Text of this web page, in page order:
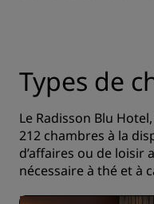
Types de
Le Radisson Blu
212 chambres à la
d’affaires ou de loisir
nécessaire à thé et à